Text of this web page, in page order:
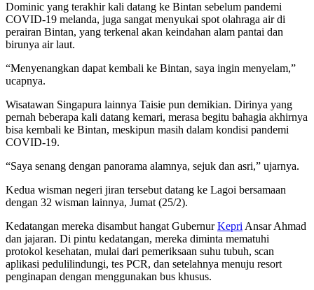
Dominic yang terakhir kali datang ke Bintan sebelum pandemi
COVID-19 melanda, juga sangat menyukai spot olahraga air di
perairan Bintan, yang terkenal akan keindahan alam pantai dan
birunya air laut.
“Menyenangkan dapat kembali ke Bintan, saya ingin menyelam,”
ucapnya.
Wisatawan Singapura lainnya Taisie pun demikian. Dirinya yang
pernah beberapa kali datang kemari, merasa begitu bahagia akhirnya
bisa kembali ke Bintan, meskipun masih dalam kondisi pandemi
COVID-19.
“Saya senang dengan panorama alamnya, sejuk dan asri,” ujarnya.
Kedua wisman negeri jiran tersebut datang ke Lagoi bersamaan
dengan 32 wisman lainnya, Jumat (25/2).
Kedatangan mereka disambut hangat GubernurKepri Ansar Ahmad
dan jajaran. Di pintu kedatangan, mereka diminta mematuhi
protokol kesehatan, mulai dari pemeriksaan suhu tubuh, scan
aplikasi pedulilindungi, tes PCR, dan setelahnya menuju resort
penginapan dengan menggunakan bus khusus.